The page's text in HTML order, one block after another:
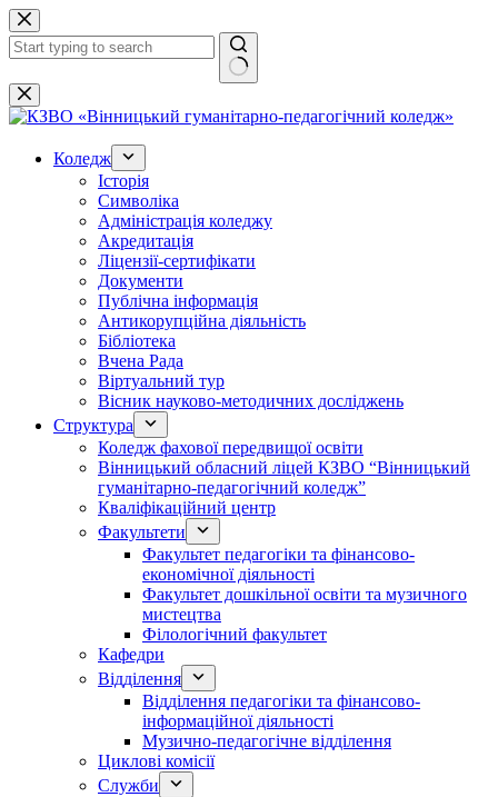
Перейти
до
вмісту
Немає
результатів
Коледж
Історія
Символіка
Адміністрація коледжу
Акредитація
Ліцензії-сертифікати
Документи
Публічна інформація
Антикорупційна діяльність
Бібліотека
Вчена Рада
Віртуальний тур
Вісник науково-методичних досліджень
Структура
Коледж фахової передвищої освіти
Вінницький обласний ліцей КЗВО “Вінницький
гуманітарно-педагогічний коледж”
Кваліфікаційний центр
Факультети
Факультет педагогіки та фінансово-
економічної діяльності
Факультет дошкільної освіти та музичного
мистецтва
Філологічний факультет
Кафедри
Відділення
Відділення педагогіки та фінансово-
інформаційної діяльності
Музично-педагогічне відділення
Циклові комісії
Служби